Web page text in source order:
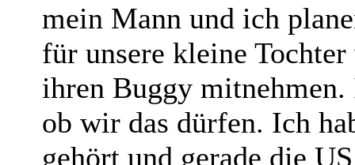
mein Mann und ich
für unsere kleine
ihren Buggy
ob wir das dürfen. Ich
gehört und gerade die